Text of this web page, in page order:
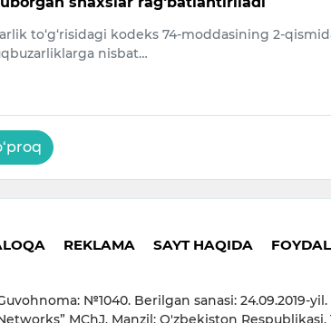
to‘g‘risidagi kodeks 74-moddasining 2-
nisbat…
REKLAMA SAYT HAQIDA
№1040. Berilgan sanasi: 24.09.2019-yil.
MChJ. Manzil: O'zbekiston